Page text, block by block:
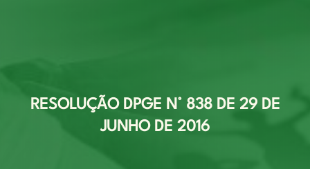
RESOLUÇÃO DPGE N° 838 DE 29 DE
JUNHO DE 2016